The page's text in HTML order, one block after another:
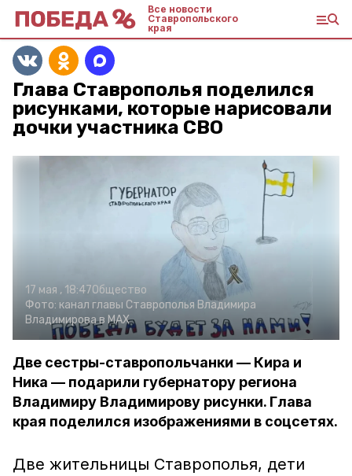
Все новости
Ставропольского
края
Глава Ставрополья поделился
рисунками, которые нарисовали
дочки участника СВО
17 мая , 18:47Общество
Фото: канал главы Ставрополья Владимира
Владимирова в МАХ
Две сестры-ставропольчанки — Кира и
Ника — подарили губернатору региона
Владимиру Владимирову рисунки. Глава
края поделился изображениями в соцсетях.
Две жительницы Ставрополья, дети